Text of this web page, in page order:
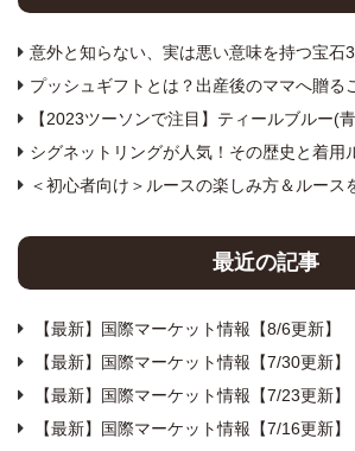
意外と知らない、実は悪い意味を持つ宝石
プッシュギフトとは？出産後のママへ贈る
【2023ツーソンで注目】ティールブルー(
シグネットリングが人気！その歴史と着用
＜初心者向け＞ルースの楽しみ方＆ルース
最近の記事
【最新】国際マーケット情報【8/6更新】
【最新】国際マーケット情報【7/30更新】
【最新】国際マーケット情報【7/23更新】
【最新】国際マーケット情報【7/16更新】